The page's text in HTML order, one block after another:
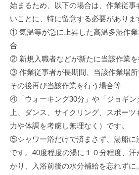
始まるため、以下の場合は、作業従事
いことに、特に留意する必要がありま
① 気温等が急に上昇した高温多湿作
合
② 新規入職者などが新たに当該作業を
③ 作業従事者が長期間、当該作業場所
その後再び当該作業を行う場合等
④「ウォーキング30分」や「ジョギン
上、ダンス、サイクリング、スポー
力や体調を考慮し無理なく）です。
⑤シャワー浴だけで済まさず、湯船に
です。40度程度の湯に１０分程度、
かり、入浴前後の水分補給を忘れずに。